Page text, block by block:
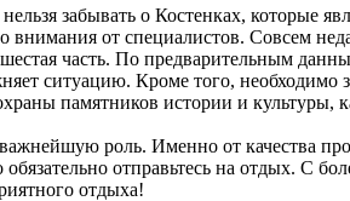
нельзя забывать о Костенках,
внимания от специалистов. Совсем
часть. По предварительным
ситуацию. Кроме того,
памятников истории и
роль. Именно от качества
обязательно отправьтесь на отдых. С
отдыха!